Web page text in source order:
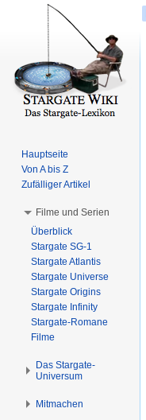
Hauptseite
Von A bis Z
Zufälliger Artikel
Filme und Serien
Überblick
Stargate SG-1
Stargate Atlantis
Stargate Universe
Stargate Origins
Stargate Infinity
Stargate-Romane
Filme
Das Stargate-
Universum
Mitmachen